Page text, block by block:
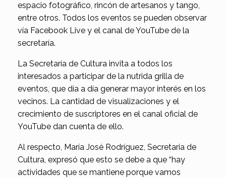
espacio fotográfico, rincón de artesanos y tango,
entre otros. Todos los eventos se pueden observar
vía Facebook Live y el canal de YouTube de la
secretaría.
La Secretaría de Cultura invita a todos los
interesados a participar de la nutrida grilla de
eventos, que día a día generar mayor interés en los
vecinos. La cantidad de visualizaciones y el
crecimiento de suscriptores en el canal oficial de
YouTube dan cuenta de ello.
Al respecto, María José Rodríguez, Secretaria de
Cultura, expresó que esto se debe a que “hay
actividades que se mantiene porque vamos